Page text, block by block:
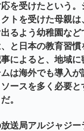
を受けたという
トを受けた母親は
るよう幼稚園など
と日本の教育習慣
によると、地域
は海外でも導入が
ースを多く必要と
。
送局アルジャジー